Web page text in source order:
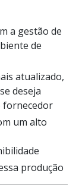
a gestão de
de
atualizado,
deseja
fornecedor
um alto
produção